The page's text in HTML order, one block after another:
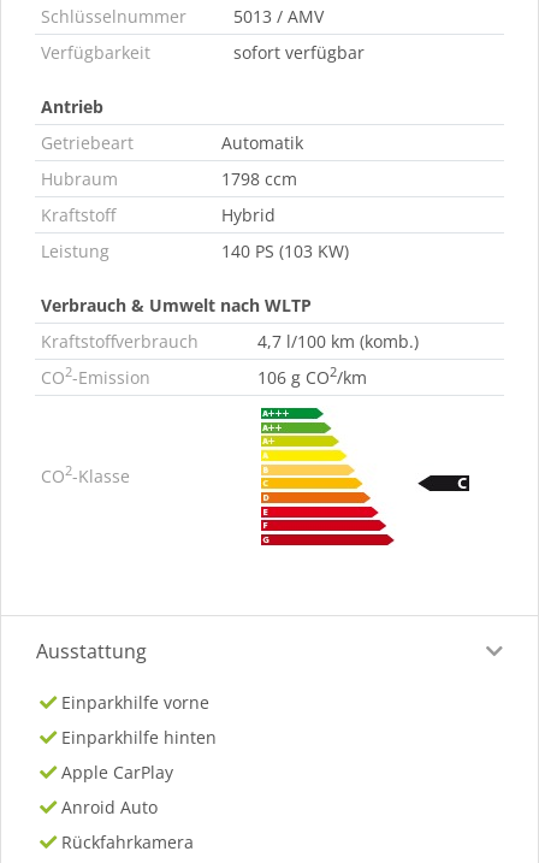
Schlüsselnummer
5013 / AMV
Verfügbarkeit
sofort verfügbar
Antrieb
Getriebeart
Automatik
Hubraum
1798 ccm
Kraftstoff
Hybrid
Leistung
140 PS (103 KW)
Verbrauch & Umwelt nach WLTP
Kraftstoffverbrauch
4,7 l/100 km (komb.)
CO2-Emission 106 g CO2/km
CO2-Klasse
Ausstattung
Einparkhilfe vorne
Einparkhilfe hinten
Apple CarPlay
Anroid Auto
Rückfahrkamera